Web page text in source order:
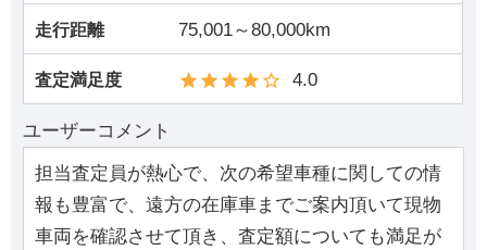
走行距離 75,001～80,000km
査定満足度 4.0
ユーザーコメント
担当査定員が熱心で、次の希望車種に関しての情
報も豊富で、遠方の在庫車までご案内頂いて現物
車両を確認させて頂き、査定額についても満足が